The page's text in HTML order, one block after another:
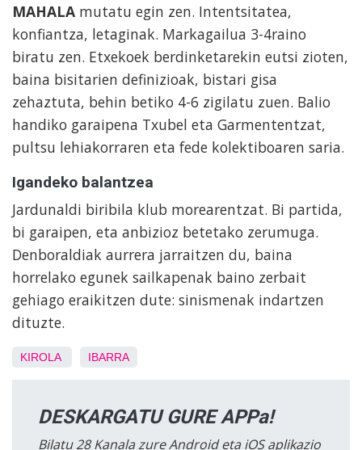
MAHALA mutatu egin zen. Intentsitatea,
konfiantza, letaginak. Markagailua 3-4raino
biratu zen. Etxekoek berdinketarekin eutsi zioten,
baina bisitarien definizioak, bistari gisa
zehaztuta, behin betiko 4-6 zigilatu zuen. Balio
handiko garaipena Txubel eta Garmententzat,
pultsu lehiakorraren eta fede kolektiboaren saria.
Igandeko balantzea
Jardunaldi biribila klub morearentzat. Bi partida,
bi garaipen, eta anbizioz betetako zerumuga.
Denboraldiak aurrera jarraitzen du, baina
horrelako egunek sailkapenak baino zerbait
gehiago eraikitzen dute: sinismenak indartzen
dituzte.
KIROLA IBARRA
DESKARGATU GURE APPa!
Bilatu 28 Kanala zure Android eta iOS aplikazio